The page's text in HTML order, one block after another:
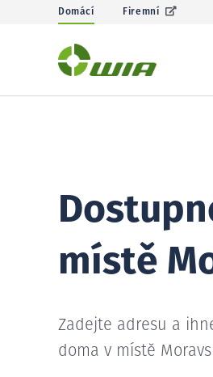
Domácí Firemní
místě
Zadejte adresu a
doma v místě